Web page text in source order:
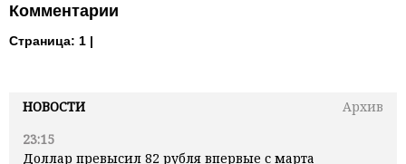
НОВОСТИ
Архив
23:15
Доллар превысил 82 рубля впервые с марта
Комментарии
Страница: 1 |